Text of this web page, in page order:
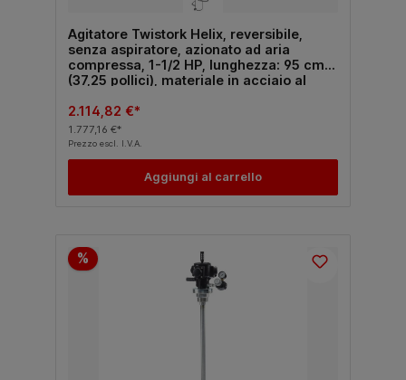
Agitatore Twistork Helix, reversibile,
senza aspiratore, azionato ad aria
compressa, 1-1/2 HP, lunghezza: 95 cm
(37,25 pollici), materiale in acciaio al
2.114,82 €*
1.777,16 €*
Prezzo escl. I.V.A.
Aggiungi al carrello
%